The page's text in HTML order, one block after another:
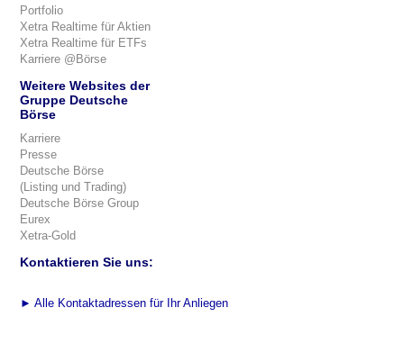
Portfolio
Xetra Realtime für Aktien
Xetra Realtime für ETFs
Karriere @Börse
Weitere Websites der
Gruppe Deutsche
Börse
Karriere
Presse
Deutsche Börse
(Listing und Trading)
Deutsche Börse Group
Eurex
Xetra-Gold
Kontaktieren Sie uns:
► Alle Kontaktadressen für Ihr Anliegen